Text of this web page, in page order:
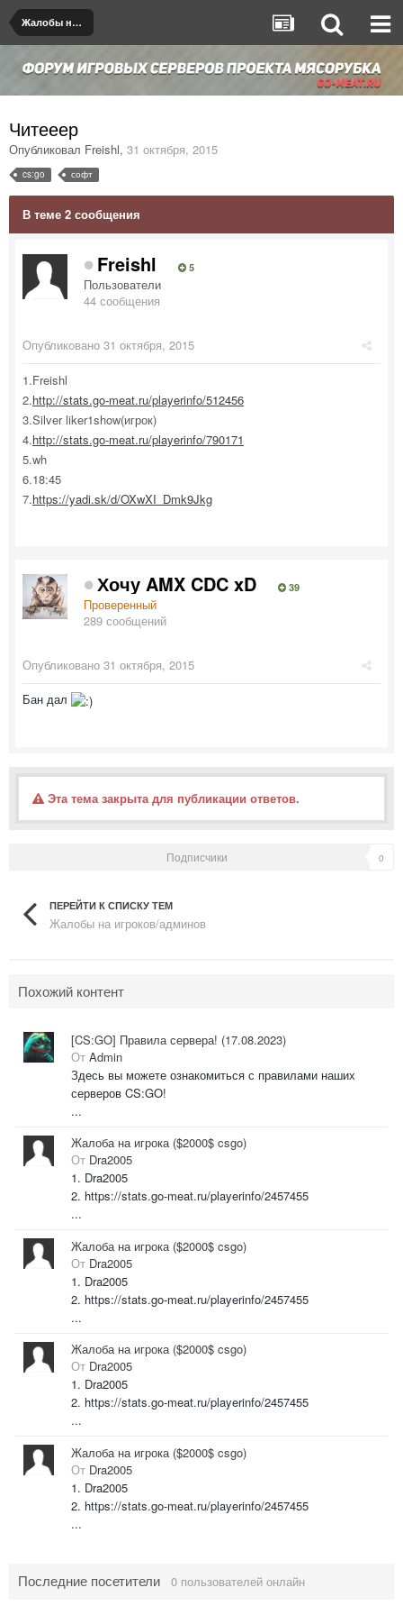
Жалобы на игроков/админов
Читееер
Опубликовал Freishl, 31 октября, 2015
cs:go софт
В теме 2 сообщения
Freishl 5
Пользователи
44 сообщения
Опубликовано 31 октября, 2015
1.Freishl
2.http://stats.go-meat.ru/playerinfo/512456
3.Silver liker1show(игрок)
4.http://stats.go-meat.ru/playerinfo/790171
5.wh
6.18:45
7.https://yadi.sk/d/OXwXI_Dmk9Jkg
Хочу AMX CDC xD 39
Проверенный
289 сообщений
Опубликовано 31 октября, 2015
Бан дал
Эта тема закрыта для публикации ответов.
Подписчики 0
ПЕРЕЙТИ К СПИСКУ ТЕМ
Жалобы на игроков/админов
Похожий контент
[CS:GO] Правила сервера! (17.08.2023)
От Admin
Здесь вы можете ознакомиться с правилами наших
серверов CS:GO!
...
Жалоба на игрока ($2000$ csgo)
От Dra2005
1. Dra2005
2. https://stats.go-meat.ru/playerinfo/2457455
...
Жалоба на игрока ($2000$ csgo)
От Dra2005
1. Dra2005
2. https://stats.go-meat.ru/playerinfo/2457455
...
Жалоба на игрока ($2000$ csgo)
От Dra2005
1. Dra2005
2. https://stats.go-meat.ru/playerinfo/2457455
...
Жалоба на игрока ($2000$ csgo)
От Dra2005
1. Dra2005
2. https://stats.go-meat.ru/playerinfo/2457455
...
Последние посетители 0 пользователей онлайн